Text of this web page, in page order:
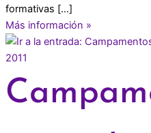
formativas […]
Más información »